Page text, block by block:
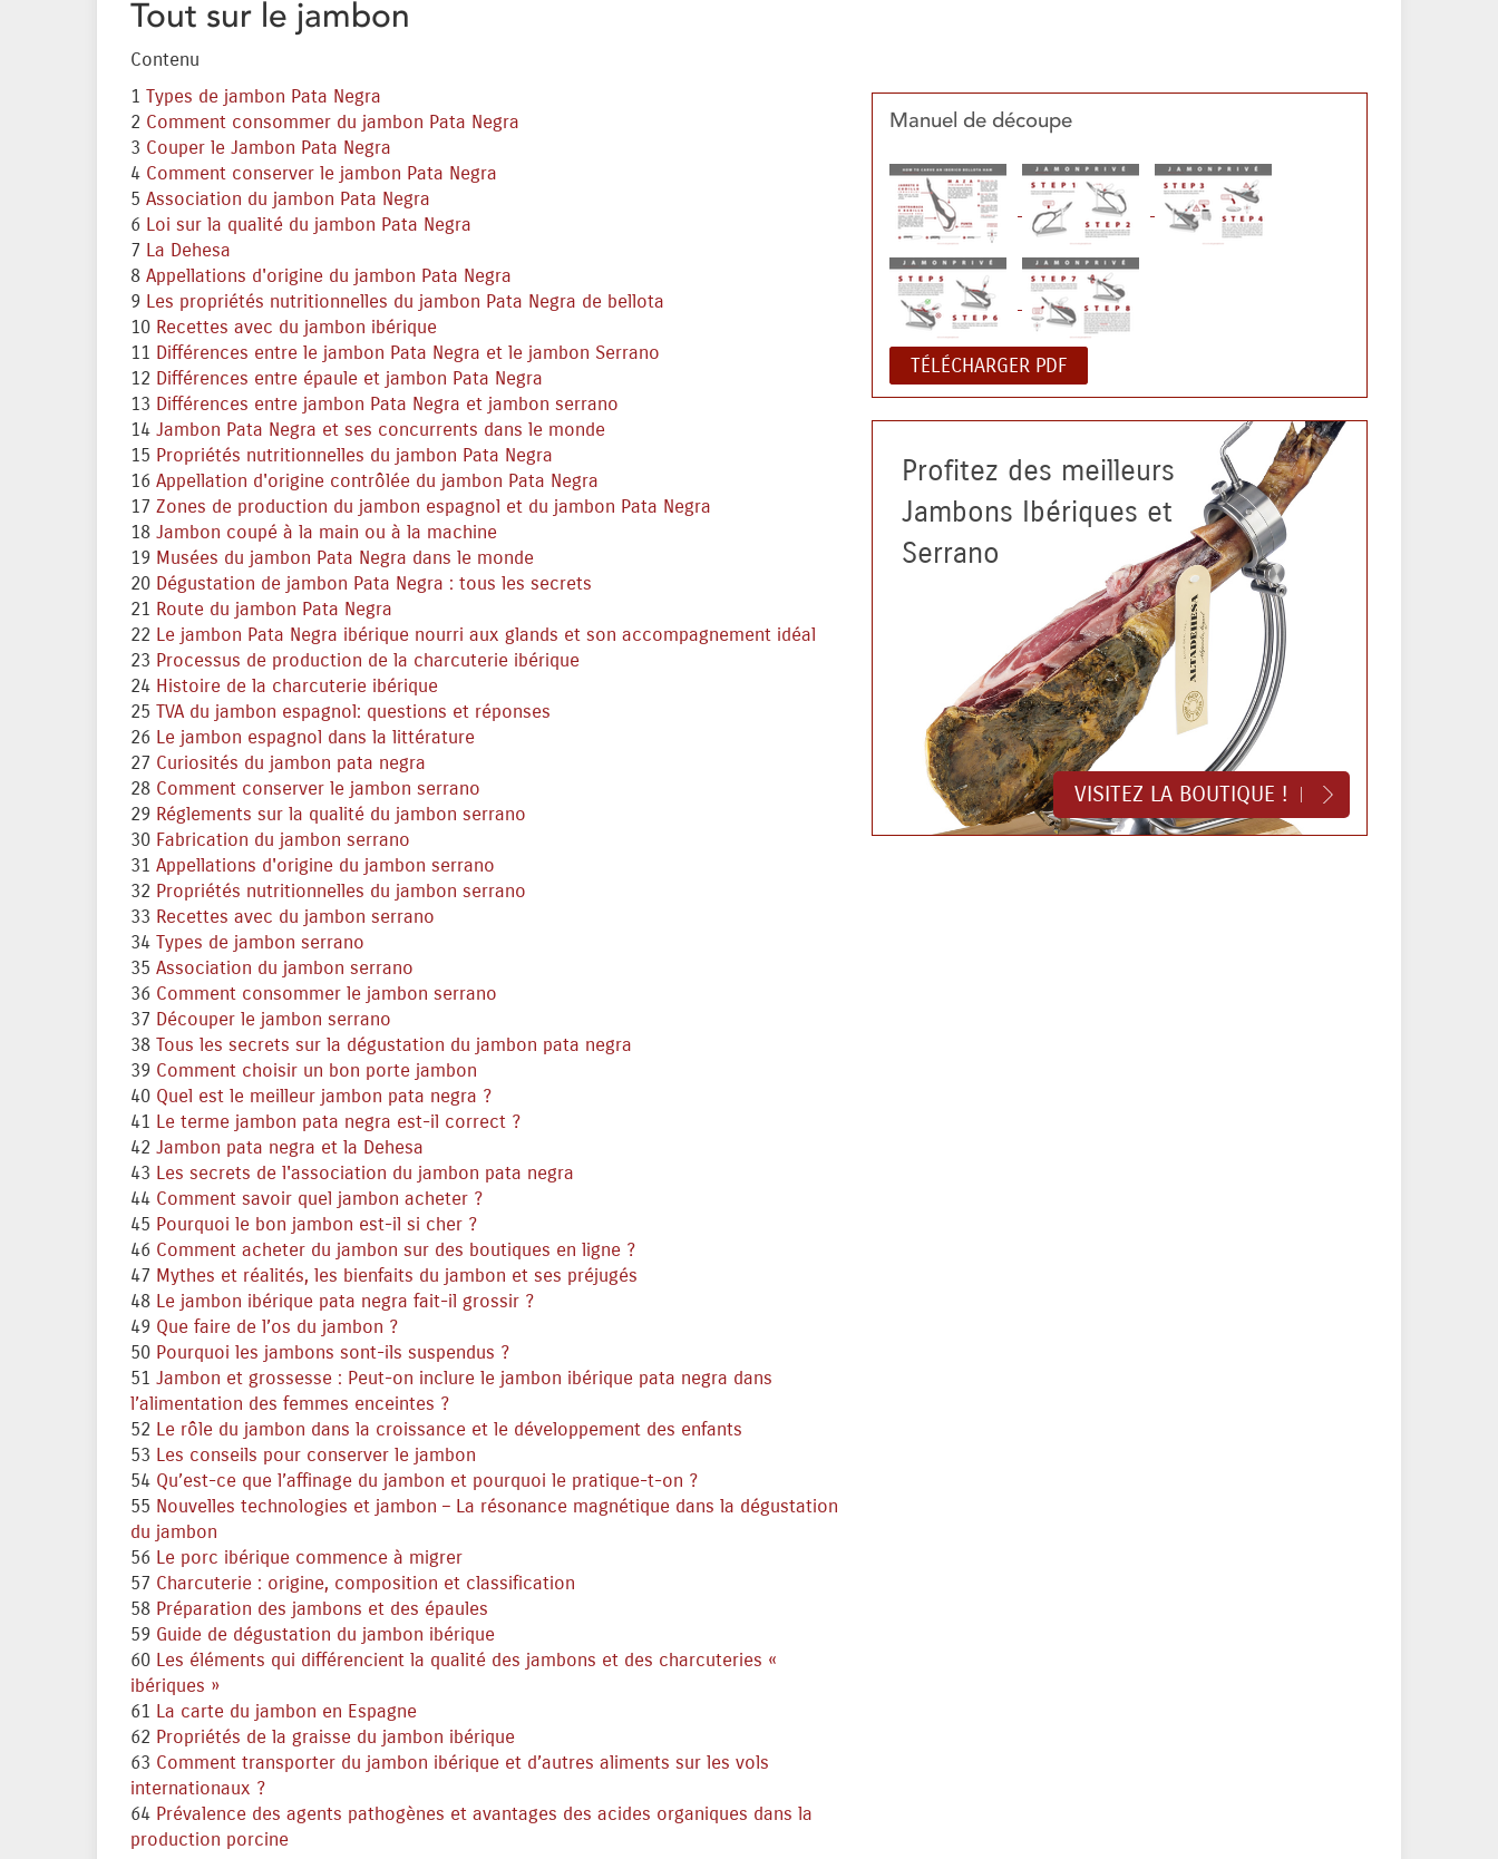
Tout sur le jambon
Contenu
1 Types de jambon Pata Negra
2 Comment consommer du jambon Pata Negra
3 Couper le Jambon Pata Negra
4 Comment conserver le jambon Pata Negra
5 Association du jambon Pata Negra
6 Loi sur la qualité du jambon Pata Negra
7 La Dehesa
8 Appellations d'origine du jambon Pata Negra
9 Les propriétés nutritionnelles du jambon Pata Negra de bellota
10 Recettes avec du jambon ibérique
11 Différences entre le jambon Pata Negra et le jambon Serrano
12 Différences entre épaule et jambon Pata Negra
13 Différences entre jambon Pata Negra et jambon serrano
14 Jambon Pata Negra et ses concurrents dans le monde
15 Propriétés nutritionnelles du jambon Pata Negra
16 Appellation d'origine contrôlée du jambon Pata Negra
17 Zones de production du jambon espagnol et du jambon Pata Negra
18 Jambon coupé à la main ou à la machine
19 Musées du jambon Pata Negra dans le monde
20 Dégustation de jambon Pata Negra : tous les secrets
21 Route du jambon Pata Negra
22 Le jambon Pata Negra ibérique nourri aux glands et son accompagnement idéal
23 Processus de production de la charcuterie ibérique
24 Histoire de la charcuterie ibérique
25 TVA du jambon espagnol: questions et réponses
26 Le jambon espagnol dans la littérature
27 Curiosités du jambon pata negra
28 Comment conserver le jambon serrano
29 Réglements sur la qualité du jambon serrano
30 Fabrication du jambon serrano
31 Appellations d'origine du jambon serrano
32 Propriétés nutritionnelles du jambon serrano
33 Recettes avec du jambon serrano
34 Types de jambon serrano
35 Association du jambon serrano
36 Comment consommer le jambon serrano
37 Découper le jambon serrano
38 Tous les secrets sur la dégustation du jambon pata negra
39 Comment choisir un bon porte jambon
40 Quel est le meilleur jambon pata negra ?
41 Le terme jambon pata negra est-il correct ?
42 Jambon pata negra et la Dehesa
43 Les secrets de l'association du jambon pata negra
44 Comment savoir quel jambon acheter ?
45 Pourquoi le bon jambon est-il si cher ?
46 Comment acheter du jambon sur des boutiques en ligne ?
47 Mythes et réalités, les bienfaits du jambon et ses préjugés
48 Le jambon ibérique pata negra fait-il grossir ?
49 Que faire de l’os du jambon ?
50 Pourquoi les jambons sont-ils suspendus ?
51 Jambon et grossesse : Peut-on inclure le jambon ibérique pata negra dans
l’alimentation des femmes enceintes ?
52 Le rôle du jambon dans la croissance et le développement des enfants
53 Les conseils pour conserver le jambon
54 Qu’est-ce que l’affinage du jambon et pourquoi le pratique-t-on ?
55 Nouvelles technologies et jambon – La résonance magnétique dans la dégustation
du jambon
56 Le porc ibérique commence à migrer
57 Charcuterie : origine, composition et classification
58 Préparation des jambons et des épaules
59 Guide de dégustation du jambon ibérique
60 Les éléments qui différencient la qualité des jambons et des charcuteries «
ibériques »
61 La carte du jambon en Espagne
62 Propriétés de la graisse du jambon ibérique
63 Comment transporter du jambon ibérique et d’autres aliments sur les vols
internationaux ?
64 Prévalence des agents pathogènes et avantages des acides organiques dans la
production porcine
Manuel de découpe
TÉLÉCHARGER PDF
Profitez des meilleurs
Jambons Ibériques et
Serrano
VISITEZ LA BOUTIQUE !